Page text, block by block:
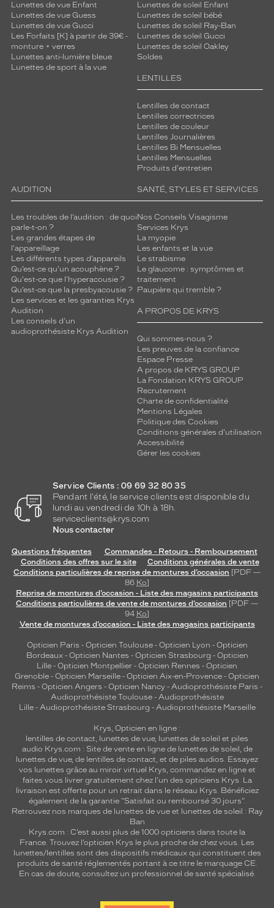
KrysLunettes de vue Enfant
Lunettes de vue Guess
Lunettes de vue Gucci
Les Forfaits [K] à partir de 39€ -
monture + verres
Lunettes anti-lumière bleue
Lunettes de sport à la vue
Lunettes de soleil Enfant
Lunettes de soleil bébé
Lunettes de soleil Ray-Ban
Lunettes de soleil Gucci
Lunettes de soleil Oakley
Soldes
LENTILLES
Lentilles de contact
Lentilles correctrices
Lentilles de couleur
Lentilles Journalières
Lentilles Bi Mensuelles
Lentilles Mensuelles
Produits d'entretien
AUDITION
Les troubles de l’audition : de quoi
parle-t-on ?
Les grandes étapes de
l'appareillage
Les différents types d’appareils
Qu’est-ce qu'un acouphène ?
Qu'est-ce que l'hyperacousie ?
Qu’est-ce que la presbyacousie ?
Les services et les garanties Krys
Audition
Les conseils d'un
audioprothésiste Krys Audition
SANTÉ, STYLES ET SERVICES
Nos Conseils Visagisme
Services Krys
La myopie
Les enfants et la vue
Le strabisme
Le glaucome : symptômes et
traitement
Paupière qui tremble ?
A PROPOS DE KRYS
Qui sommes-nous ?
Les preuves de la confiance
Espace Presse
A propos de KRYS GROUP
La Fondation KRYS GROUP
Recrutement
Charte de confidentialité
Mentions Légales
Politique des Cookies
Conditions générales d'utilisation
Accessibilité
Gérer les cookies
Service Clients : 09 69 32 80 35
Pendant l'été, le service clients est disponible du
lundi au vendredi de 10h à 18h.
serviceclients@krys.com
Nous contacter
Questions fréquentes
Commandes - Retours - Remboursement
Conditions des offres sur le site
Conditions générales de vente
Conditions particulières de reprise de montures d’occasion [PDF —
86 Ko]
Reprise de montures d’occasion - Liste des magasins participants
Conditions particulières de vente de montures d’occasion [PDF —
94 Ko]
Vente de montures d’occasion - Liste des magasins participants
Opticien Paris - Opticien Toulouse- Opticien Lyon - Opticien
Bordeaux- Opticien Nantes - Opticien Strasbourg - Opticien
Lille - Opticien Montpellier - Opticien Rennes - Opticien
Grenoble - Opticien Marseille - Opticien Aix-en-Provence - Opticien
Reims - Opticien Angers - Opticien Nancy - Audioprothésiste Paris -
Audioprothésiste Toulouse- Audioprothésiste
Lille- Audioprothésiste Strasbourg - Audioprothésiste Marseille
Krys, Opticien en ligne :
lentilles de contact, lunettes de vue, lunettes de soleil et piles
audio Krys.com : Site de vente en ligne de lunettes de soleil, de
lunettes de vue, de lentilles de contact, et de piles audios. Essayez
vos lunettes grâce au miroir virtuel Krys, commandez en ligne et
faites vous livrer gratuitement chez l'un des opticiens Krys. La
livraison est offerte pour un retrait dans le réseau Krys. Bénéficiez
également de la garantie "Satisfait ou remboursé 30 jours".
Retrouvez nos marques de lunettes de vue et lunettes de soleil : Ray
Ban
Krys.com : C’est aussi plus de 1000 opticiens dans toute la
France. Trouvez l’opticien Krys le plus proche de chez vous. Les
lunettes/lentilles sont des dispositifs médicaux qui constituent des
produits de santé réglementés portant à ce titre le marquage CE.
En cas de doute, consultez un professionnel de santé spécialisé.